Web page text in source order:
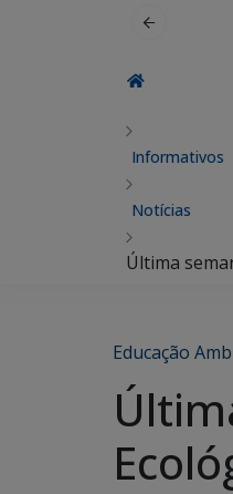
Informativos
Notícias
Última
Educação